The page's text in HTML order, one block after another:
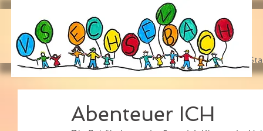
Abenteuer ICH